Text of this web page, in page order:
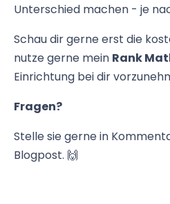
Unterschied machen - je
Schau dir gerne erst die
nutze gerne mein Rank
Einrichtung bei dir
Fragen?
Stelle sie gerne in
Blogpost. 🙌